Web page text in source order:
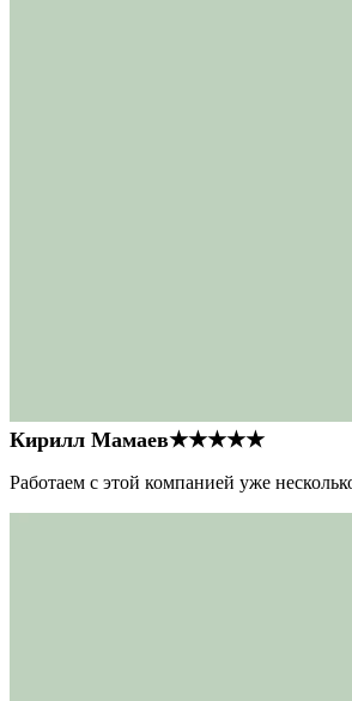
Кирилл Мамаев★★★★★
Работаем с этой компанией уже